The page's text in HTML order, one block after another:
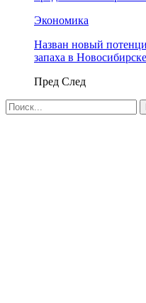
Экономика
Назван новый
запаха в Новосибирске
Пред След